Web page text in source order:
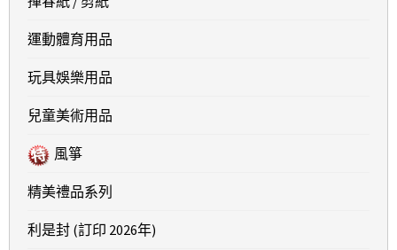
運動體育用品
玩具娛樂用品
兒童美術用品
風箏
精美禮品系列
利是封 (訂印 2026年)